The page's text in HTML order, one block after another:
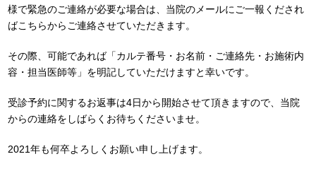
様で緊急のご連絡が必要な場合は、当院のメールにご一報くだされ
ばこちらからご連絡させていただきます。
その際、可能であれば「カルテ番号・お名前・ご連絡先・お施術内
容・担当医師等」を明記していただけますと幸いです。
受診予約に関するお返事は4日から開始させて頂きますので、当院
からの連絡をしばらくお待ちくださいませ。
2021年も何卒よろしくお願い申し上げます。